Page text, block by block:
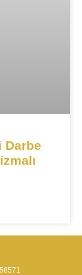
Darbe